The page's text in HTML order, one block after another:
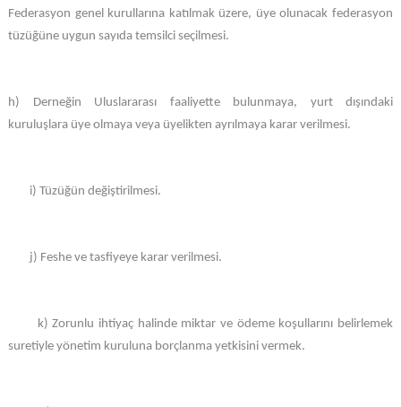
Federasyon genel kurullarına katılmak üzere, üye olunacak federasyon
tüzüğüne uygun sayıda temsilci seçilmesi.
h) Derneğin Uluslararası faaliyette bulunmaya, yurt dışındaki
kuruluşlara üye olmaya veya üyelikten ayrılmaya karar verilmesi.
i) Tüzüğün değiştirilmesi.
j) Feshe ve tasfiyeye karar verilmesi.
k) Zorunlu ihtiyaç halinde miktar ve ödeme koşullarını belirlemek
suretiyle yönetim kuruluna borçlanma yetkisini vermek.